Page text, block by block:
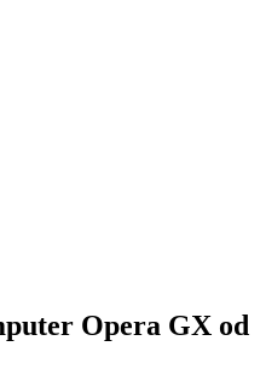
Opera GX od